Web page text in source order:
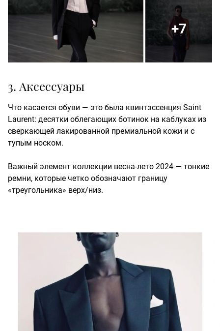
+7
3. Аксессуары
Что касается обуви — это была квинтэссенция Saint
Laurent: десятки облегающих ботинок на каблуках из
сверкающей лакированной премиальной кожи и с
тупым носком.
Важный элемент коллекции весна-лето 2024 — тонкие
ремни, которые четко обозначают границу
«треугольника» верх/низ.